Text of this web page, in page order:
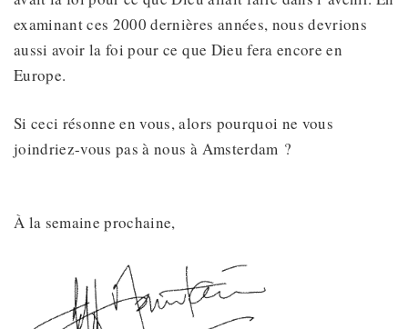
examinant ces 2000 dernières années, nous devrions
aussi avoir la foi pour ce que Dieu fera encore en
Europe.
Si ceci résonne en vous, alors pourquoi ne vous
joindriez-vous pas à nous à Amsterdam ?
À la semaine prochaine,